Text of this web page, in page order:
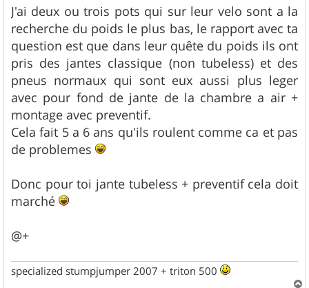
g
e
J'ai deux ou trois pots qui sur leur velo sont a la
recherche du poids le plus bas, le rapport avec ta
question est que dans leur quête du poids ils ont
pris des jantes classique (non tubeless) et des
pneus normaux qui sont eux aussi plus leger
avec pour fond de jante de la chambre a air +
montage avec preventif.
Cela fait 5 a 6 ans qu'ils roulent comme ca et pas
de problemes
Donc pour toi jante tubeless + preventif cela doit
marché
@+
specialized stumpjumper 2007 + triton 500